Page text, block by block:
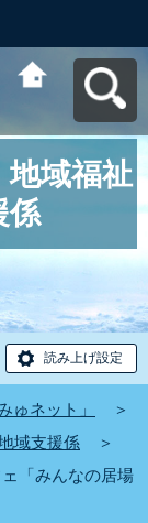
ネット」へ戻
域福祉
係
読み上げ設定
ゅネット」
＞
域支援係
＞
「みんなの居場